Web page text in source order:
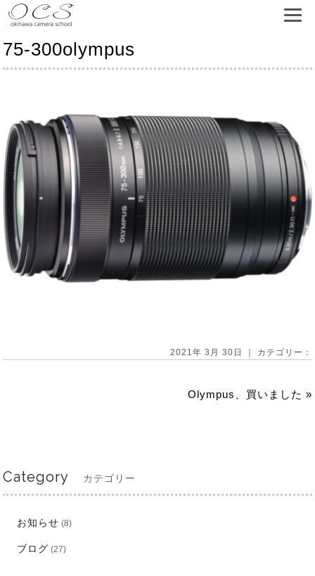
75-300olympus
2021年 3月 30日 ｜ カテゴリー：
Olympus、買いました »
Category カテゴリー
お知らせ (8)
ブログ (27)